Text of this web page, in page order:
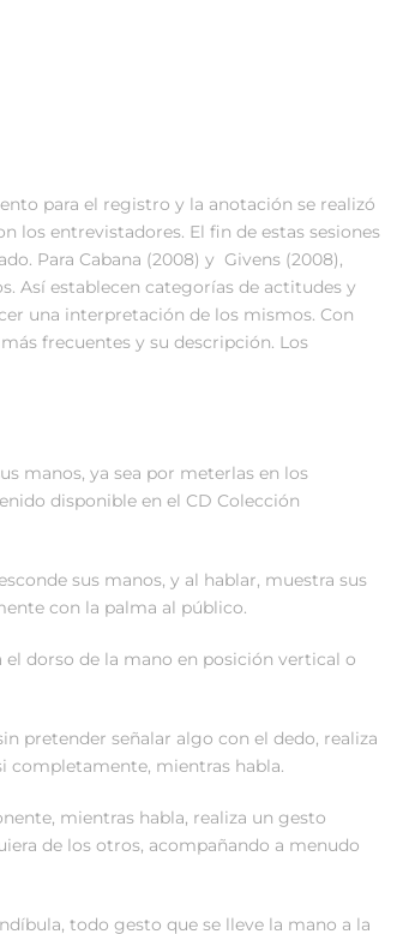
para el registro y la anotación se realizó
los entrevistadores. El fin de estas sesiones
Para Cabana (2008) y Givens (2008),
Así establecen categorías de actitudes y
una interpretación de los mismos. Con
frecuentes y su descripción. Los
manos, ya sea por meterlas en los
disponible en el CD Colección
sus manos, y al hablar, muestra sus
con la palma al público.
dorso de la mano en posición vertical o
pretender señalar algo con el dedo, realiza
completamente, mientras habla.
mientras habla, realiza un gesto
de los otros, acompañando a menudo
todo gesto que se lleve la mano a la